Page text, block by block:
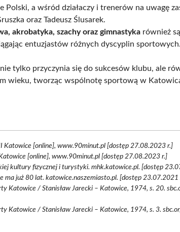
Polski, a wśród działaczy i trenerów na uwagę
oraz Tadeusz Ślusarek.
akrobatyka, szachy oraz gimnastyka również
entuzjastów różnych dyscyplin sportowych.
tylko przyczynia się do sukcesów klubu, ale
wieku, tworząc wspólnotę sportową w
Katowice [online], www.90minut.pl [dostęp 27.08.2023 r.]
[online], www.90minut.pl [dostęp 27.08.2023 r.]
kultury fizycznej i turystyki. mhk.katowice.pl. [dostęp
ma już 80 lat. katowice.naszemiasto.pl. [dostęp 23.07.2021
Katowice / Stanisław Jarecki – Katowice, 1974, s. 20.
Katowice / Stanisław Jarecki – Katowice, 1974, s. 3.